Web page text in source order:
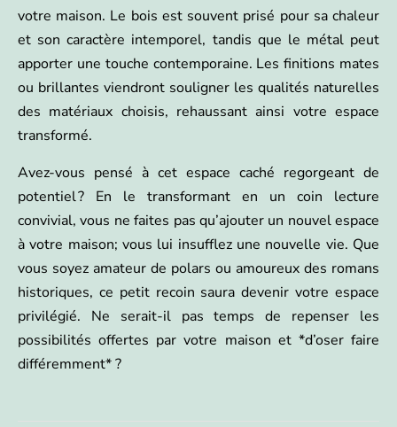
votre maison. Le bois est souvent prisé pour sa chaleur
et son caractère intemporel, tandis que le métal peut
apporter une touche contemporaine. Les finitions mates
ou brillantes viendront souligner les qualités naturelles
des matériaux choisis, rehaussant ainsi votre espace
transformé.
Avez-vous pensé à cet espace caché regorgeant de
potentiel ? En le transformant en un coin lecture
convivial, vous ne faites pas qu’ajouter un nouvel espace
à votre maison; vous lui insufflez une nouvelle vie. Que
vous soyez amateur de polars ou amoureux des romans
historiques, ce petit recoin saura devenir votre espace
privilégié. Ne serait-il pas temps de repenser les
possibilités offertes par votre maison et *d’oser faire
différemment* ?